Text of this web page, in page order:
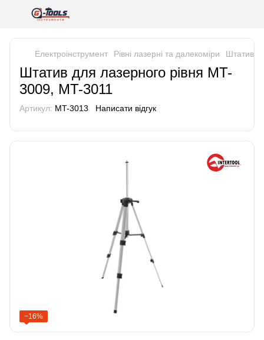
Електроінструмент Рівні лазерні та далекоміри Штатив
Штатив для лазерного рівня MT-
3009, MT-3011
Артикул: MT-3013 Написати відгук
−16%